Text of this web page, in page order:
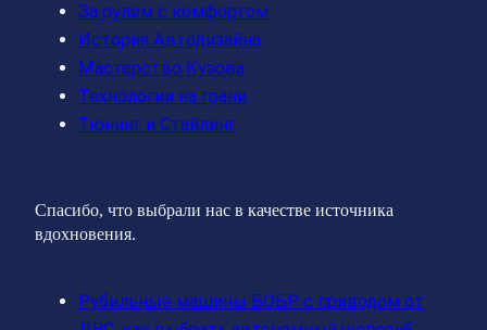
За рулем с комфортом
История Автодизайна
Мастерство Кузова
Технологии на грани
Тюнинг и Стайлинг
Спасибо, что выбрали нас в качестве источника
вдохновения.
Рубильные машины БОБР с приводом от